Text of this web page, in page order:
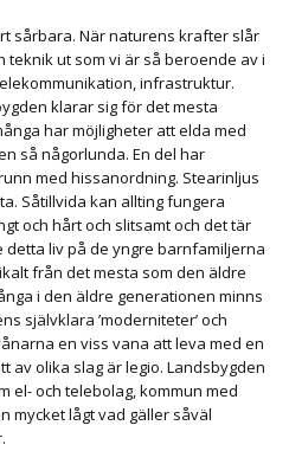
sårbara. När naturens krafter slår
teknik ut som vi är så beroende av i
infrastruktur.
klarar sig för det mesta
har möjligheter att elda med
så någorlunda. En del har
med hissanordning. Stearinljus
Såtillvida kan allting fungera
och hårt och slitsamt och det tär
liv på de yngre barnfamiljerna
från det mesta som den äldre
i den äldre generationen minns
självklara ’moderniteter’ och
en viss vana att leva med en
olika slag är legio. Landsbygden
el- och telebolag, kommun med
mycket lågt vad gäller såväl